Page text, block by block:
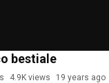
bestiale
4.9K views 19 years ago